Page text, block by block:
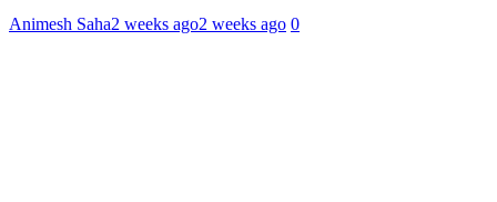
Animesh Saha2 weeks ago2 weeks ago 0